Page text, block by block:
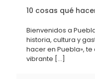
10 cosas qué
Bienvenidos a
historia, cultura y
hacer en Puebla»,
vibrante […]